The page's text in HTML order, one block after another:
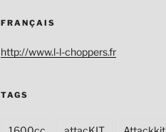
FRANÇAIS
http://www.l-l-choppers.fr
TAGS